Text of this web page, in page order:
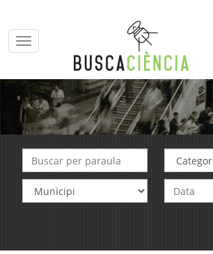
Toggle
navigation